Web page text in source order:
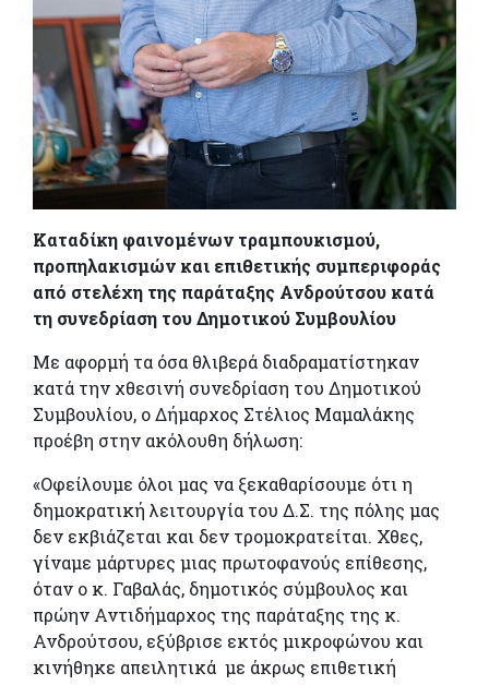
Καταδίκη φαινομένων τραμπουκισμού,
προπηλακισμών και επιθετικής συμπεριφοράς
από στελέχη της παράταξης Ανδρούτσου κατά
τη συνεδρίαση του Δημοτικού Συμβουλίου
Με αφορμή τα όσα θλιβερά διαδραματίστηκαν
κατά την χθεσινή συνεδρίαση του Δημοτικού
Συμβουλίου, ο Δήμαρχος Στέλιος Μαμαλάκης
προέβη στην ακόλουθη δήλωση:
«Οφείλουμε όλοι μας να ξεκαθαρίσουμε ότι η
δημοκρατική λειτουργία του Δ.Σ. της πόλης μας
δεν εκβιάζεται και δεν τρομοκρατείται. Χθες,
γίναμε μάρτυρες μιας πρωτοφανούς επίθεσης,
όταν ο κ. Γαβαλάς, δημοτικός σύμβουλος και
πρώην Αντιδήμαρχος της παράταξης της κ.
Ανδρούτσου, εξύβρισε εκτός μικροφώνου και
κινήθηκε απειλητικά με άκρως επιθετική